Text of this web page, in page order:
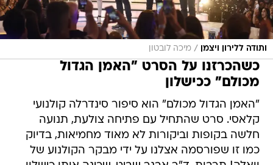
ותודה ללירון ויצמן / מיכה לובטון
כשהכרזנו על הסרט "האמן הגדול
מכולם" ככישלון
"האמן הגדול מכולם" הוא סיפור סינדרלה קולנועי
קלאסי. סרט שהתחיל עם פתיחה צולעת, תנועה
חלשה בקופות וביקורות לא מאוד מחמיאות, בדיוק
כמו זו שפורסמה אצלנו על ידי מבקר הקולנוע של